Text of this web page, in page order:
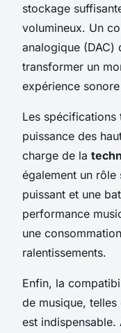
stockage
volumineux. Un
analogique (DAC)
transformer un
expérience
Les spécifications
puissance des
charge de la
également un
puissant et une
performance
une
ralentissements.
Enfin, la
de musique,
est